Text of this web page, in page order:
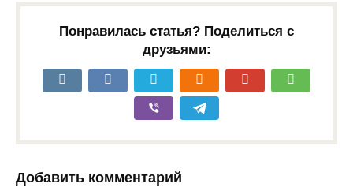
Понравилась статья? Поделиться с
друзьями:
Добавить комментарий